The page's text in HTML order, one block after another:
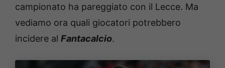
campionato ha pareggiato con il Lecce. Ma
vediamo ora quali giocatori potrebbero
incidere al Fantacalcio.